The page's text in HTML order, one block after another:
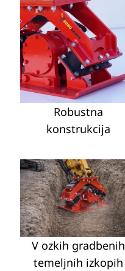
Robustna
konstrukcija
V ozkih gradbenih
temeljnih izkopih